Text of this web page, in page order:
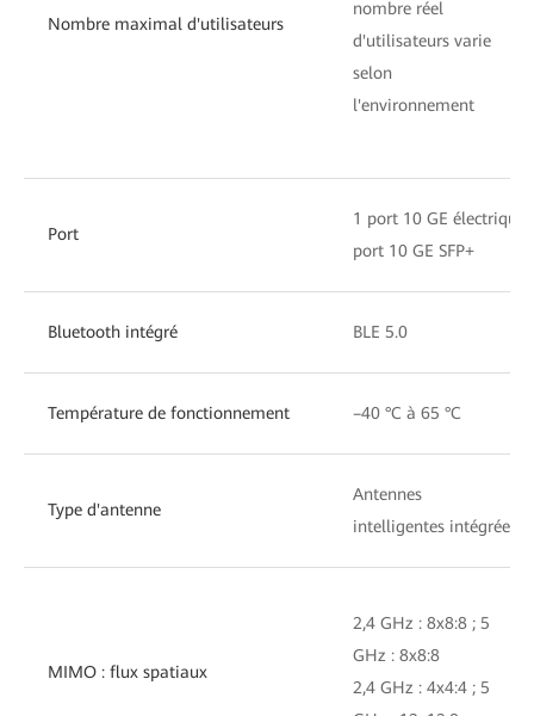
Nombre maximal d'utilisateurs
nombre réel
d'utilisateurs varie
selon
l'environnement
Port
1 port 10 GE
port 10 GE SFP+
Bluetooth intégré BLE 5.0
Température de fonctionnement –40 °C à 65 °C
Type d'antenne
Antennes
intelligentes intégrées
MIMO : flux spatiaux
2,4 GHz : 8x8:8 ; 5
GHz : 8x8:8
2,4 GHz : 4x4:4 ; 5